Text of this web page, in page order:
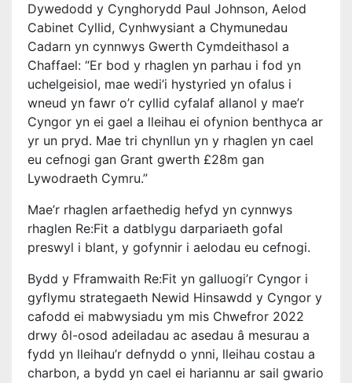
Dywedodd y Cynghorydd Paul Johnson, Aelod
Cabinet Cyllid, Cynhwysiant a Chymunedau
Cadarn yn cynnwys Gwerth Cymdeithasol a
Chaffael: “Er bod y rhaglen yn parhau i fod yn
uchelgeisiol, mae wedi’i hystyried yn ofalus i
wneud yn fawr o’r cyllid cyfalaf allanol y mae’r
Cyngor yn ei gael a lleihau ei ofynion benthyca ar
yr un pryd. Mae tri chynllun yn y rhaglen yn cael
eu cefnogi gan Grant gwerth £28m gan
Lywodraeth Cymru.”
Mae’r rhaglen arfaethedig hefyd yn cynnwys
rhaglen Re:Fit a datblygu darpariaeth gofal
preswyl i blant, y gofynnir i aelodau eu cefnogi.
Bydd y Fframwaith Re:Fit yn galluogi’r Cyngor i
gyflymu strategaeth Newid Hinsawdd y Cyngor y
cafodd ei mabwysiadu ym mis Chwefror 2022
drwy ôl-osod adeiladau ac asedau â mesurau a
fydd yn lleihau’r defnydd o ynni, lleihau costau a
charbon, a bydd yn cael ei hariannu ar sail gwario